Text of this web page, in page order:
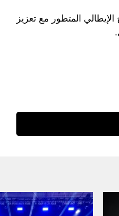
المتطور مع تعزيز